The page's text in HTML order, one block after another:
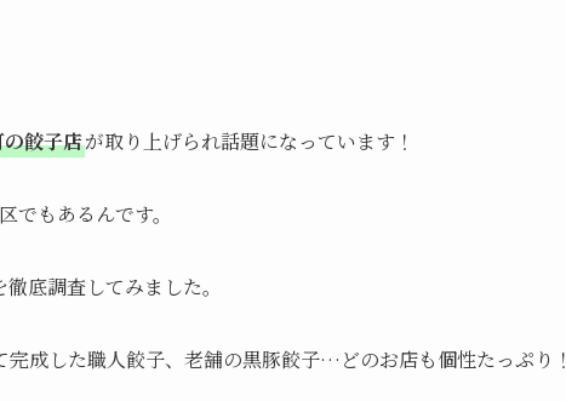
餃子店が取り上げられ話題になっています！
でもあるんです。
底調査してみました。
成した職人餃子、老舗の黒豚餃子…どのお店も個性たっぷり！